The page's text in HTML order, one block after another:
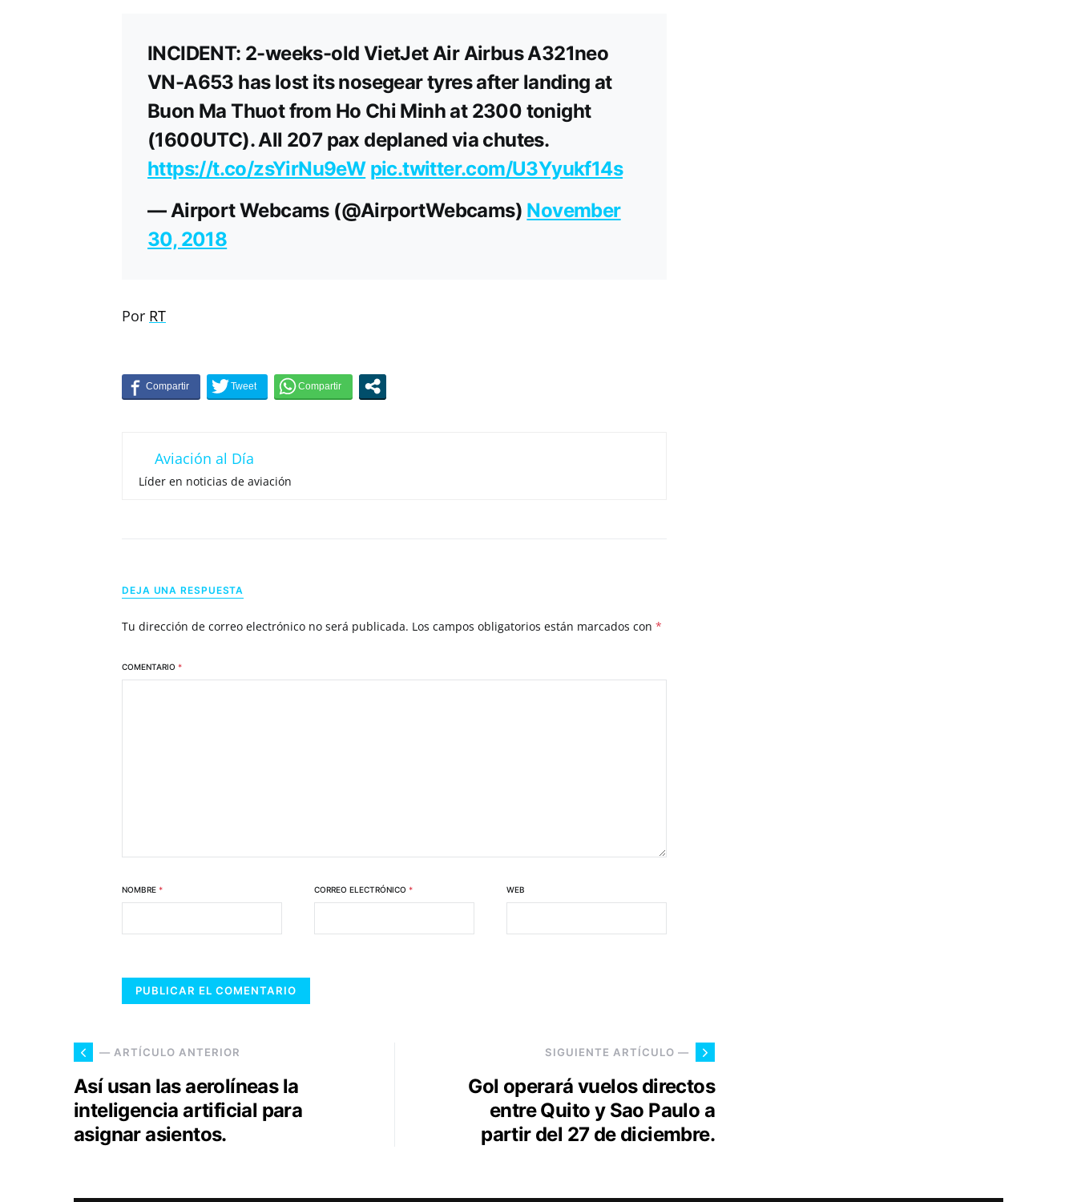
INCIDENT: 2-weeks-old VietJet Air Airbus A321neo
VN-A653 has lost its nosegear tyres after landing at
Buon Ma Thuot from Ho Chi Minh at 2300 tonight
(1600UTC). All 207 pax deplaned via chutes.
https://t.co/zsYirNu9eW pic.twitter.com/U3Yyukf14s
— Airport Webcams (@AirportWebcams) November
30, 2018
Por RT
Aviación al Día
Líder en noticias de aviación
DEJA UNA RESPUESTA
Tu dirección de correo electrónico no será publicada. Los campos obligatorios están marcados con *
COMENTARIO *
NOMBRE * CORREO ELECTRÓNICO * WEB
— ARTÍCULO ANTERIOR
Así usan las aerolíneas la
inteligencia artificial para
asignar asientos.
SIGUIENTE ARTÍCULO —
Gol operará vuelos directos
entre Quito y Sao Paulo a
partir del 27 de diciembre.